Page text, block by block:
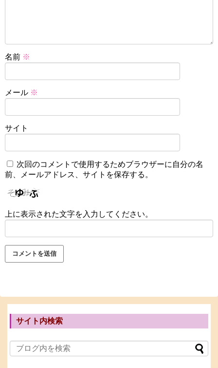
名前 ※
メール ※
サイト
次回のコメントで使用するためブラウザーに自分の名
前、メールアドレス、サイトを保存する。
上に表示された文字を入力してください。
サイト内検索